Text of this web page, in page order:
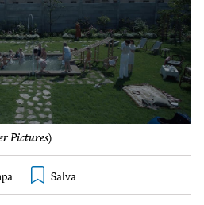
Pictures)